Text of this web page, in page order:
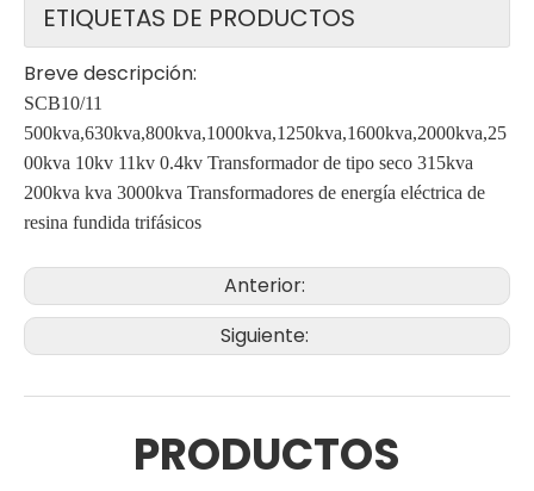
ETIQUETAS DE PRODUCTOS
Breve descripción:
SCB10/11
500kva,630kva,800kva,1000kva,1250kva,1600kva,2000kva,25
00kva 10kv 11kv 0.4kv Transformador de tipo seco 315kva
200kva kva 3000kva Transformadores de energía eléctrica de
resina fundida trifásicos
Anterior:
Siguiente:
PRODUCTOS